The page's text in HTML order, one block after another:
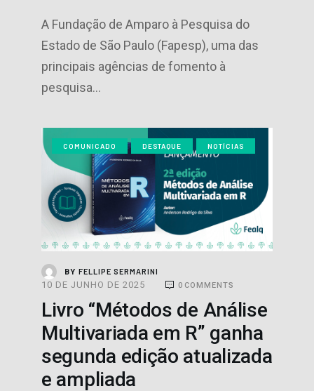
A Fundação de Amparo à Pesquisa do
Estado de São Paulo (Fapesp), uma das
principais agências de fomento à
pesquisa…
COMUNICADO DESTAQUE NOTÍCIAS
BY FELLIPE SERMARINI
10 DE JUNHO DE 2025 0 COMMENTS
Livro “Métodos de Análise
Multivariada em R” ganha
segunda edição atualizada
e ampliada